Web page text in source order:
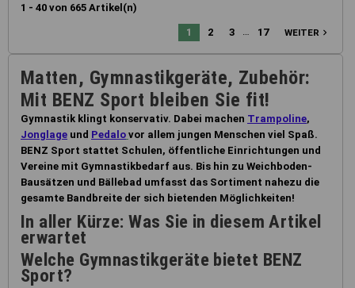
1 - 40 von 665 Artikel(n)
1 2 3 17 WEITER navigate_next
Matten, Gymnastikgeräte, Zubehör:
Mit BENZ Sport bleiben Sie fit!
Gymnastik klingt konservativ. Dabei machen Trampoline,
Jonglage und Pedalo vor allem jungen Menschen viel Spaß.
BENZ Sport stattet Schulen, öffentliche Einrichtungen und
Vereine mit Gymnastikbedarf aus. Bis hin zu Weichboden-
Bausätzen und Bällebad umfasst das Sortiment nahezu die
gesamte Bandbreite der sich bietenden Möglichkeiten!
In aller Kürze: Was Sie in diesem Artikel
erwartet
Welche Gymnastikgeräte bietet BENZ
Sport?